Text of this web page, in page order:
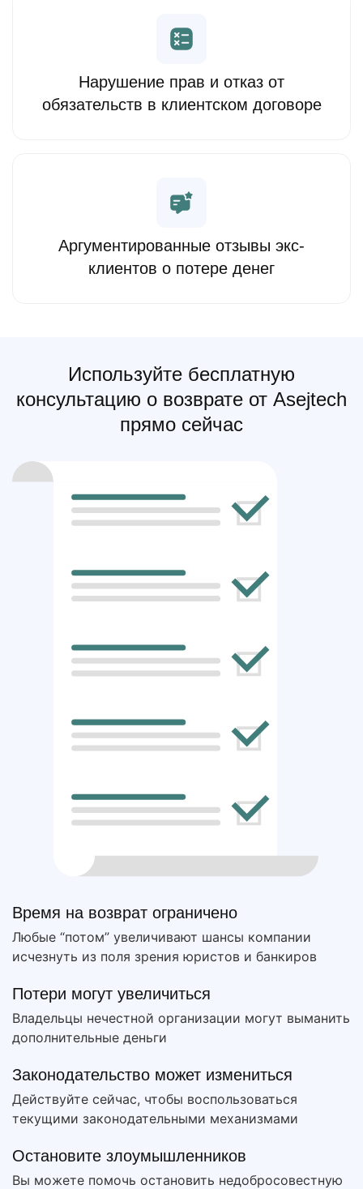
Нарушение прав и отказ от
обязательств в клиентском договоре
Аргументированные отзывы экс-
клиентов о потере денег
Используйте бесплатную
консультацию о возврате от Asejtech
прямо сейчас
Время на возврат ограничено
Любые “потом” увеличивают шансы компании
исчезнуть из поля зрения юристов и банкиров
Потери могут увеличиться
Владельцы нечестной организации могут выманить
дополнительные деньги
Законодательство может измениться
Действуйте сейчас, чтобы воспользоваться
текущими законодательными механизмами
Остановите злоумышленников
Вы можете помочь остановить недобросовестную